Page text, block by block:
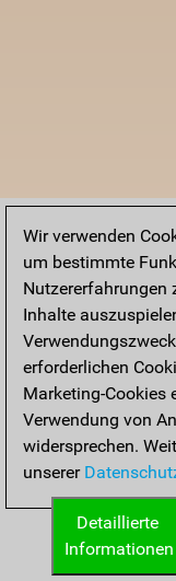
Wir verwenden
um bestimmte
Nutzererfahrungen
Inhalte
erforderlichen
Marketing-Cookies
Verwendung von
widersprechen.
unserer
Detaillierte
Informationen